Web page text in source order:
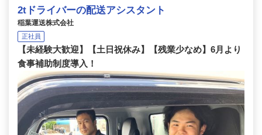
2tドライバーの配送アシスタント
稲葉運送株式会社
正社員
【未経験大歓迎】【土日祝休み】【残業少なめ】6月より
食事補助制度導入！